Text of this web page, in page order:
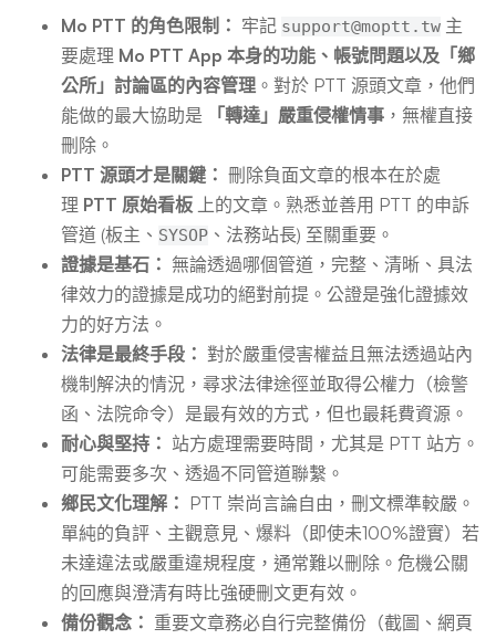
Mo PTT 的角色限制： 牢記 support@moptt.tw 主
要處理 Mo PTT App 本身的功能、帳號問題以及「鄉
公所」討論區的內容管理 。對於 PTT 源頭文章，他們
能做的最大協助是
「轉達」嚴重侵權情事 ，無權直接
刪除。
PTT 源頭才是關鍵： 刪除負面文章的根本在於處
理 PTT 原始看板 上的文章。熟悉並善用 PTT 的申訴
管道 (板主、 SYSOP 、法務站長) 至關重要。
證據是基石： 無論透過哪個管道，完整、清晰、具法
律效力的證據是成功的絕對前提。公證是強化證據效
力的好方法。
法律是最終手段： 對於嚴重侵害權益且無法透過站內
機制解決的情況，尋求法律途徑並取得公權力（檢警
函、法院命令）是最有效的方式，但也最耗費資源。
耐心與堅持： 站方處理需要時間，尤其是 PTT 站方。
可能需要多次、透過不同管道聯繫。
鄉民文化理解： PTT 崇尚言論自由，刪文標準較嚴。
單純的負評、主觀意見、爆料（即使未100%證實）若
未達違法或嚴重違規程度，通常難以刪除。危機公關
的回應與澄清有時比強硬刪文更有效。
備份觀念： 重要文章務必自行完整備份（截圖、網頁